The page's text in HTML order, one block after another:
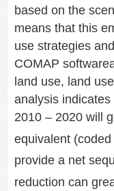
based on the
means that this
use strategies
COMAP
land use, land
analysis
2010 – 2020 will
equivalent (coded
provide a net
reduction can